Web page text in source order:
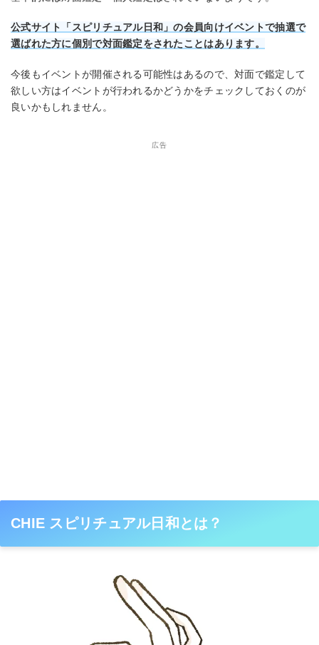
公式サイト「スピリチュアル日和」の会員向けイベントで抽選で
選ばれた方に個別で対面鑑定をされたことはあります。
今後もイベントが開催される可能性はあるので、対面で鑑定して
欲しい方はイベントが行われるかどうかをチェックしておくのが
良いかもしれません。
広告
CHIE スピリチュアル日和とは？